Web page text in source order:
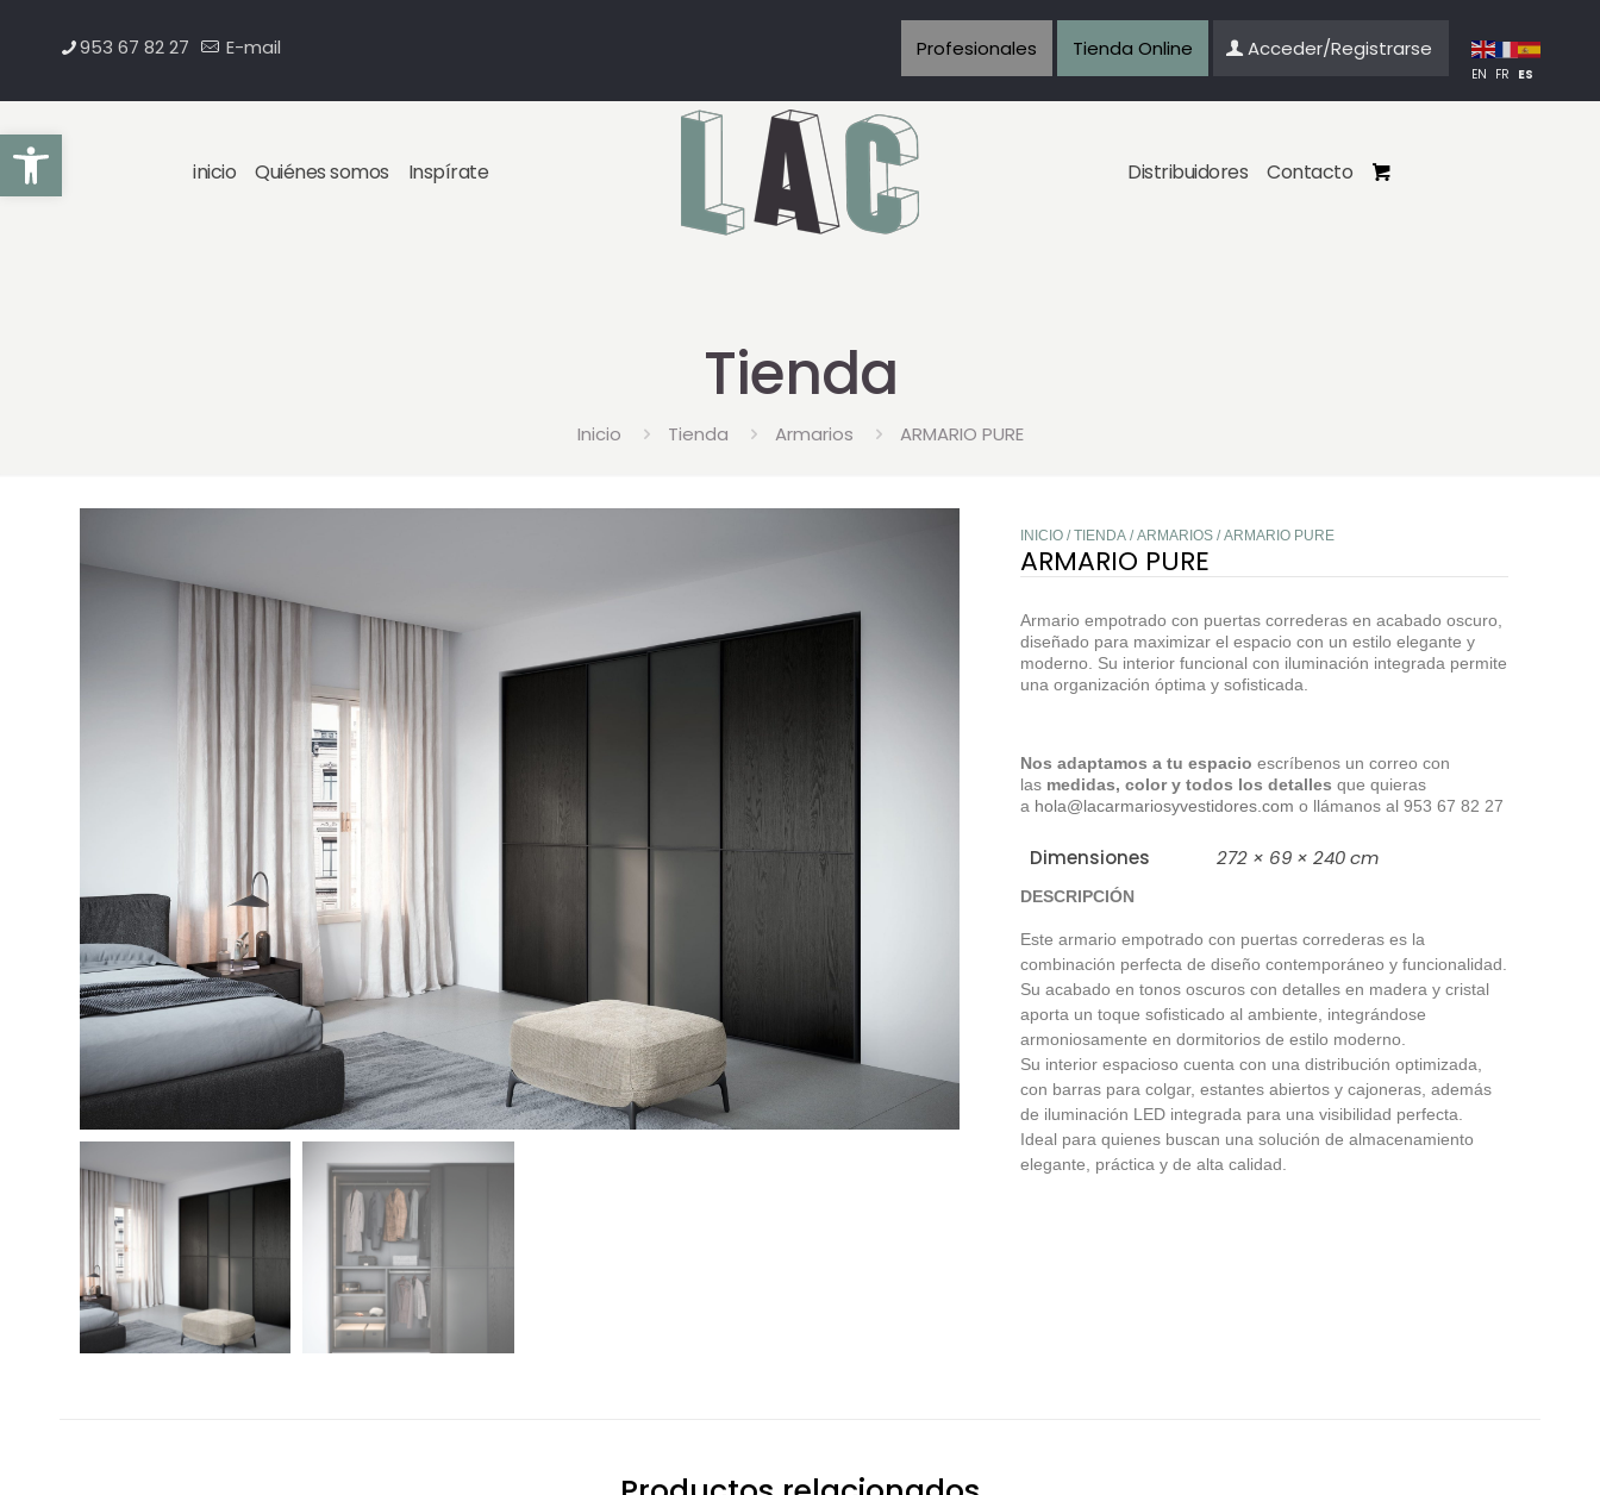
Abrir barra de herramientas
953 67 82 27 E-mail Profesionales Tienda Online Acceder/Registrarse
EN FR ES
inicio Quiénes somos Inspírate Distribuidores Contacto
Tienda
Inicio Tienda Armarios ARMARIO PURE
INICIO/TIENDA/ARMARIOS/ ARMARIO PURE
ARMARIO PURE
Armario empotrado con puertas correderas en acabado oscuro,
diseñado para maximizar el espacio con un estilo elegante y
moderno. Su interior funcional con iluminación integrada permite
una organización óptima y sofisticada.
Nos adaptamos a tu espacio escríbenos un correo con
las medidas, color y todos los detalles que quieras
a hola@lacarmariosyvestidores.com o llámanos al 953 67 82 27
Dimensiones 272 × 69 × 240 cm
DESCRIPCIÓN
Este armario empotrado con puertas correderas es la
combinación perfecta de diseño contemporáneo y funcionalidad.
Su acabado en tonos oscuros con detalles en madera y cristal
aporta un toque sofisticado al ambiente, integrándose
armoniosamente en dormitorios de estilo moderno.
Su interior espacioso cuenta con una distribución optimizada,
con barras para colgar, estantes abiertos y cajoneras, además
de iluminación LED integrada para una visibilidad perfecta.
Ideal para quienes buscan una solución de almacenamiento
elegante, práctica y de alta calidad.